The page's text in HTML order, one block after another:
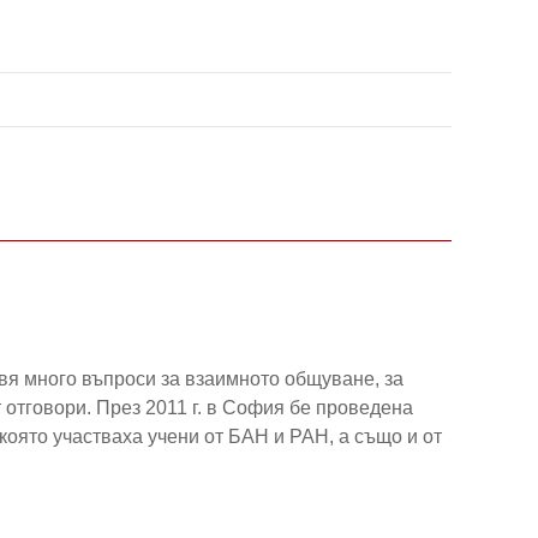
много въпроси за взаимното общуване, за
През 2011 г. в София бе проведена
участваха учени от БАН и РАН, а също и от